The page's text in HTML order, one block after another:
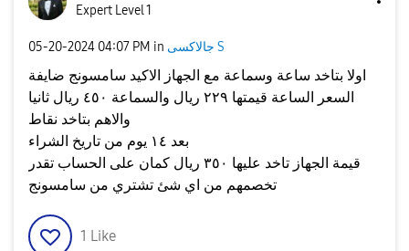
Expert Level 1
‎05-20-2024 04:07 PM in جالاكسى S
اولا بتاخد ساعة وسماعة مع الجهاز الاكيد سامسونج ضايفة
السعر الساعة قيمتها ٢٢٩ ريال والسماعة ٤٥٠ ريال ثانيا
والاهم بتاخد نقاط
بعد ١٤ يوم من تاريخ الشراء
قيمة الجهاز تاخد عليها ٣٥٠ ريال كمان على الحساب تقدر
تخصمهم من اي شئ تشتري من سامسونج
1 Like